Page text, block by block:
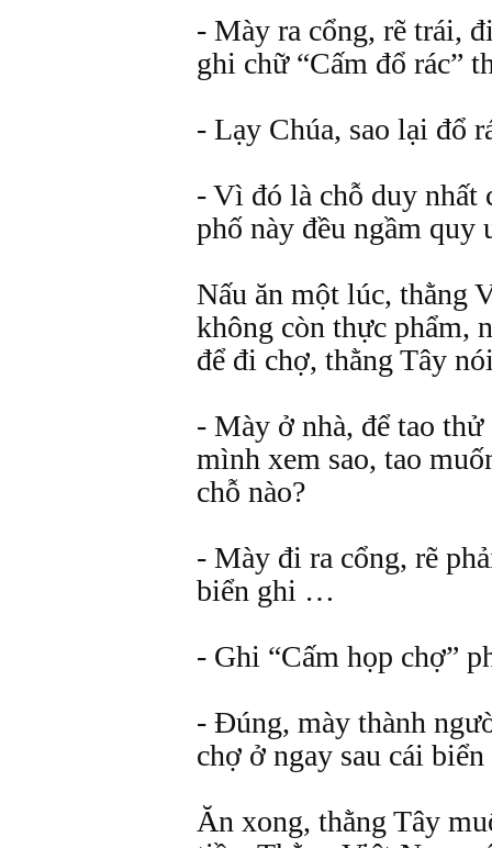
- Mày ra cổng, rẽ trái,
ghi chữ “Cấm đổ rác”
- Lạy Chúa, sao lại đổ
- Vì đó là chỗ duy nhất
phố này đều ngầm quy
Nấu ăn một lúc, thằng
không còn thực phẩm,
để đi chợ, thằng Tây
- Mày ở nhà, để tao
mình xem sao, tao
chỗ nào?
- Mày đi ra cổng, rẽ
biển ghi …
- Ghi “Cấm họp chợ”
- Đúng, mày thành
chợ ở ngay sau cái biển
Ăn xong, thằng Tây